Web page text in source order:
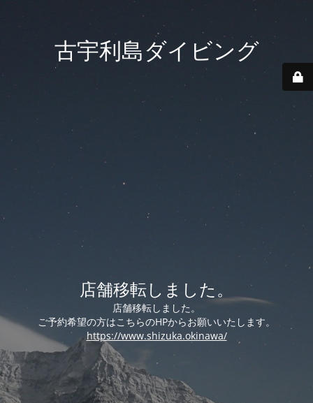
古宇利島ダイビング
店舗移転しました。
店舗移転しました。
ご予約希望の方はこちらのHPからお願いいたします。
https://www.shizuka.okinawa/